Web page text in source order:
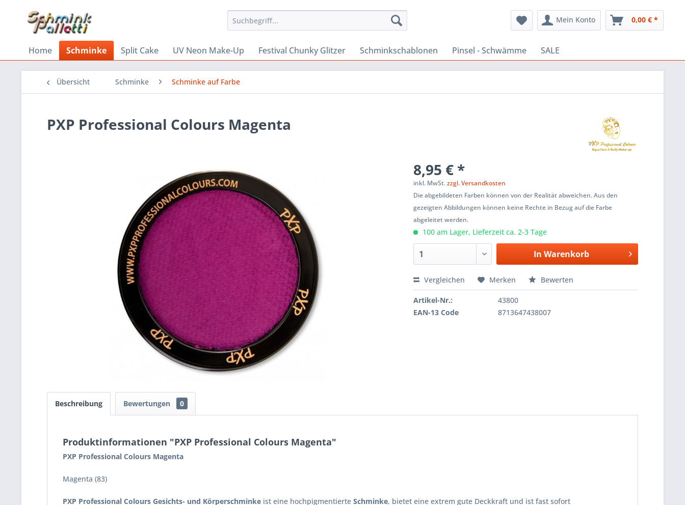
Mein Konto 0,00 € *
Home Schminke Split Cake UV Neon Make-Up Festival Chunky Glitzer Schminkschablonen Pinsel - Schwämme SALE
Übersicht Schminke Schminke auf Farbe
PXP Professional Colours Magenta
8,95 € *
inkl. MwSt.zzgl. Versandkosten
Die abgebildeten Farben können von der Realität abweichen. Aus den
gezeigten Abbildungen können keine Rechte in Bezug auf die Farbe
abgeleitet werden.
100 am Lager, Lieferzeit ca. 2-3 Tage
In Warenkorb
Vergleichen Merken Bewerten
Artikel-Nr.:
43800
EAN-13 Code
8713647438007
Beschreibung Bewertungen 0
Produktinformationen "PXP Professional Colours Magenta"
PXP Professional Colours Magenta
Magenta (83)
PXP Professional Colours Gesichts- und Körperschminke ist eine hochpigmentierte Schminke, bietet eine extrem gute Deckkraft und ist fast sofort